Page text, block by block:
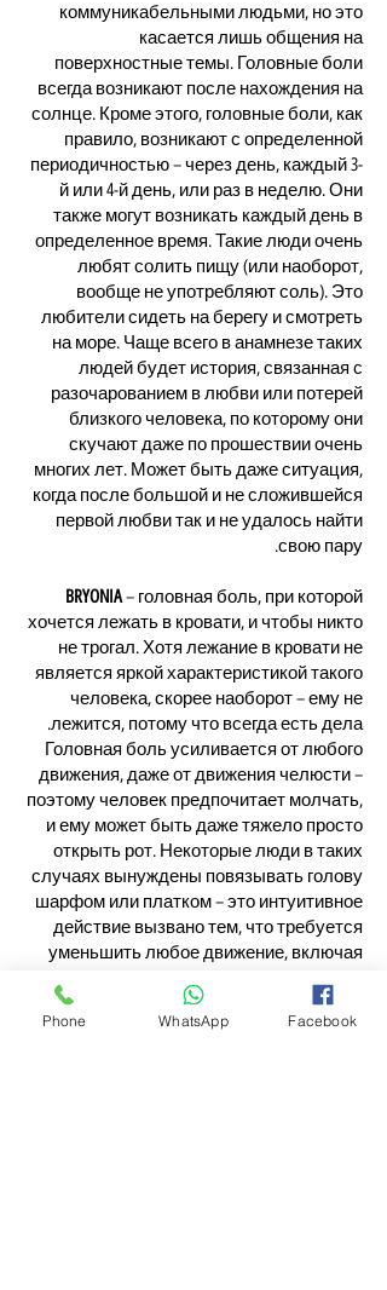
коммуникабельными людьми, но это
касается лишь общения на
поверхностные темы. Головные боли
всегда возникают после нахождения на
солнце. Кроме этого, головные боли, как
правило, возникают с определенной
периодичностью – через день, каждый 3-
й или 4-й день, или раз в неделю. Они
также могут возникать каждый день в
определенное время. Такие люди очень
любят солить пищу (или наоборот,
вообще не употребляют соль). Это
любители сидеть на берегу и смотреть
на море. Чаще всего в анамнезе таких
людей будет история, связанная с
разочарованием в любви или потерей
близкого человека, по которому они
скучают даже по прошествии очень
многих лет. Может быть даже ситуация,
когда после большой и не сложившейся
первой любви так и не удалось найти
свою пару.
BRYONIA– головная боль, при которой
хочется лежать в кровати, и чтобы никто
не трогал. Хотя лежание в кровати не
является яркой характеристикой такого
человека, скорее наоборот – ему не
лежится, потому что всегда есть дела.
Головная боль усиливается от любого
движения, даже от движения челюсти –
поэтому человек предпочитает молчать,
и ему может быть даже тяжело просто
открыть рот. Некоторые люди в таких
случаях вынуждены повязывать голову
шарфом или платком – это интуитивное
действие вызвано тем, что требуется
уменьшить любое движение, включая
BELLADONNA
– головная боль появляется
Phone WhatsApp Facebook